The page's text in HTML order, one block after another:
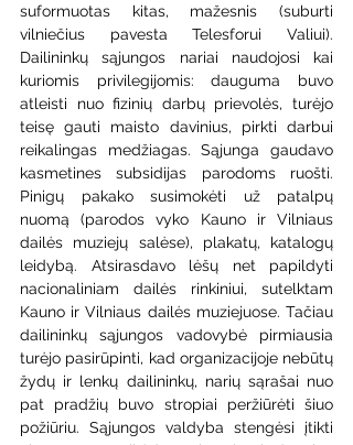
suformuotas kitas, mažesnis (suburti
vilniečius pavesta Telesforui Valiui).
Dailininkų sąjungos nariai naudojosi kai
kuriomis privilegijomis: dauguma buvo
atleisti nuo fizinių darbų prievolės, turėjo
teisę gauti maisto davinius, pirkti darbui
reikalingas medžiagas. Sąjunga gaudavo
kasmetines subsidijas parodoms ruošti.
Pinigų pakako susimokėti už patalpų
nuomą (parodos vyko Kauno ir Vilniaus
dailės muziejų salėse), plakatų, katalogų
leidybą. Atsirasdavo lėšų net papildyti
nacionaliniam dailės rinkiniui, sutelktam
Kauno ir Vilniaus dailės muziejuose. Tačiau
dailininkų sąjungos vadovybė pirmiausia
turėjo pasirūpinti, kad organizacijoje nebūtų
žydų ir lenkų dailininkų, narių sąrašai nuo
pat pradžių buvo stropiai peržiūrėti šiuo
požiūriu. Sąjungos valdyba stengėsi įtikti